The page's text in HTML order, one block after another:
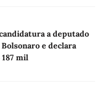
a deputado
e declara
mil